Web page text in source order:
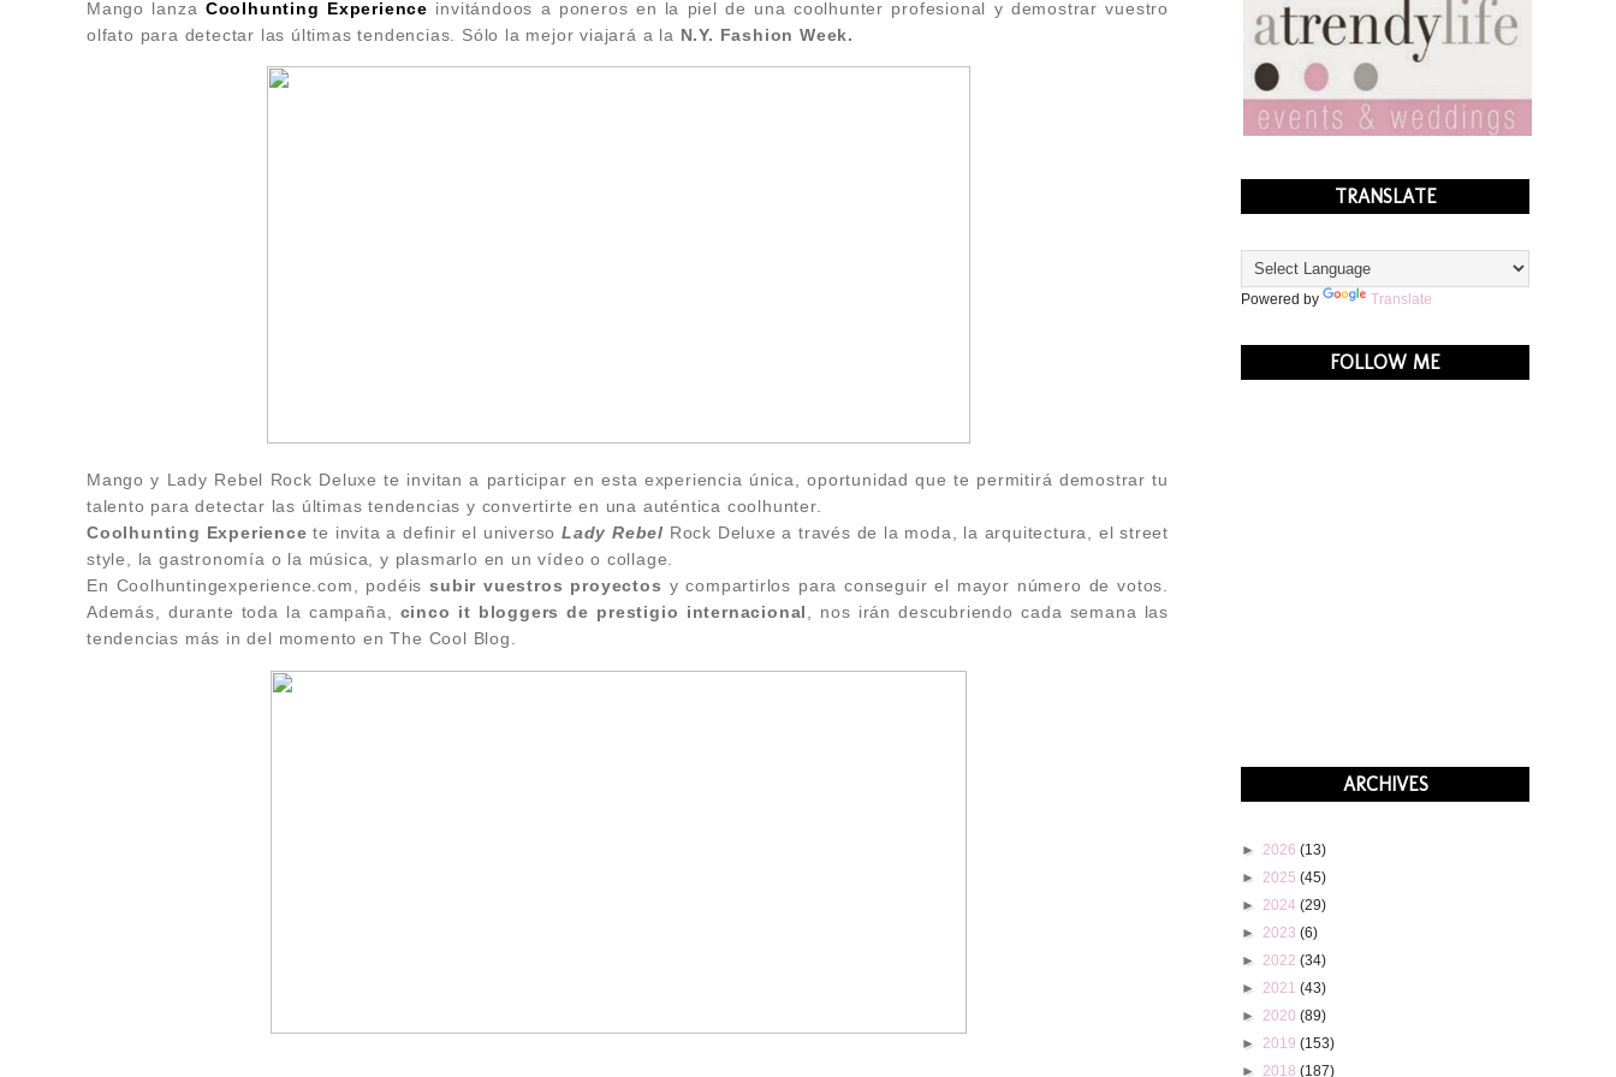
Mango lanza Coolhunting Experience invitándoos a poneros en la piel de una coolhunter profesional y demostrar vuestro
olfato para detectar las últimas tendencias. Sólo la mejor viajará a la N.Y. Fashion Week.
Mango y Lady Rebel Rock Deluxe te invitan a participar en esta experiencia única, oportunidad que te permitirá demostrar tu
talento para detectar las últimas tendencias y convertirte en una auténtica coolhunter.
Coolhunting Experience te invita a definir el universoLady Rebel Rock Deluxe a través de la moda, la arquitectura, el street
style, la gastronomía o la música, y plasmarlo en un vídeo o collage.
En Coolhuntingexperience.com, podéissubir vuestros proyectos y compartirlos para conseguir el mayor número de votos.
Además, durante toda la campaña, cinco it bloggers de prestigio internacional, nos irán descubriendo cada semana las
tendencias más in del momento en The Cool Blog.
TRANSLATE
Powered by Translate
FOLLOW ME
ARCHIVES
► 2026 (13)
► 2025 (45)
► 2024 (29)
► 2023 (6)
► 2022 (34)
► 2021 (43)
► 2020 (89)
► 2019 (153)
► 2018 (187)